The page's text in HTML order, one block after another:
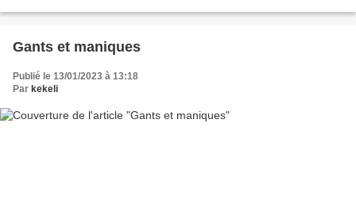
Gants et maniques
Publié le 13/01/2023 à 13:18
Par kekeli